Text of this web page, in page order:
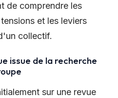
de comprendre les
et les leviers
collectif.
issue de la recherche
sur une revue